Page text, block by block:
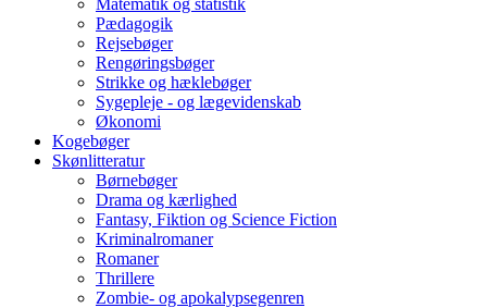
Matematik og statistik
Pædagogik
Rejsebøger
Rengøringsbøger
Strikke og hæklebøger
Sygepleje - og lægevidenskab
Økonomi
Kogebøger
Skønlitteratur
Børnebøger
Drama og kærlighed
Fantasy, Fiktion og Science Fiction
Kriminalromaner
Romaner
Thrillere
Zombie- og apokalypsegenren